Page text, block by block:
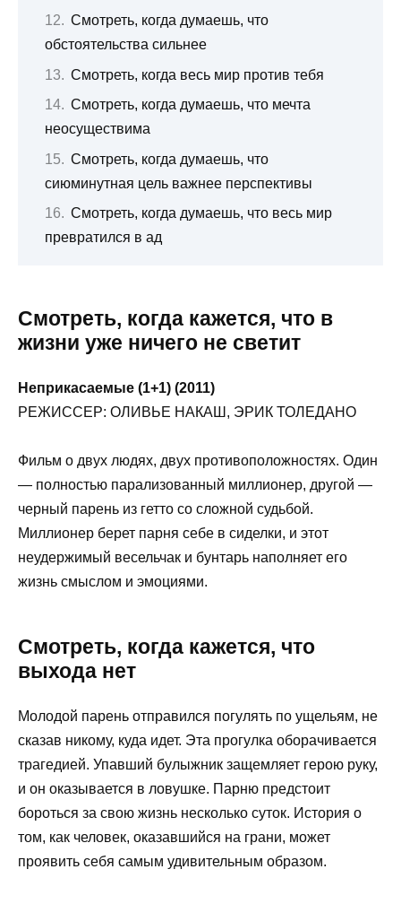
Смотреть, когда думаешь, что
обстоятельства сильнее
Смотреть, когда весь мир против тебя
Смотреть, когда думаешь, что мечта
неосуществима
Смотреть, когда думаешь, что
сиюминутная цель важнее перспективы
Смотреть, когда думаешь, что весь мир
превратился в ад
Смотреть, когда кажется, что в
жизни уже ничего не светит
Неприкасаемые (1+1) (2011)
РЕЖИССЕР: ОЛИВЬЕ НАКАШ, ЭРИК ТОЛЕДАНО
Фильм о двух людях, двух противоположностях. Один
— полностью парализованный миллионер, другой —
черный парень из гетто со сложной судьбой.
Миллионер берет парня себе в сиделки, и этот
неудержимый весельчак и бунтарь наполняет его
жизнь смыслом и эмоциями.
Смотреть, когда кажется, что
выхода нет
Молодой парень отправился погулять по ущельям, не
сказав никому, куда идет. Эта прогулка оборачивается
трагедией. Упавший булыжник защемляет герою руку,
и он оказывается в ловушке. Парню предстоит
бороться за свою жизнь несколько суток. История о
том, как человек, оказавшийся на грани, может
проявить себя самым удивительным образом.